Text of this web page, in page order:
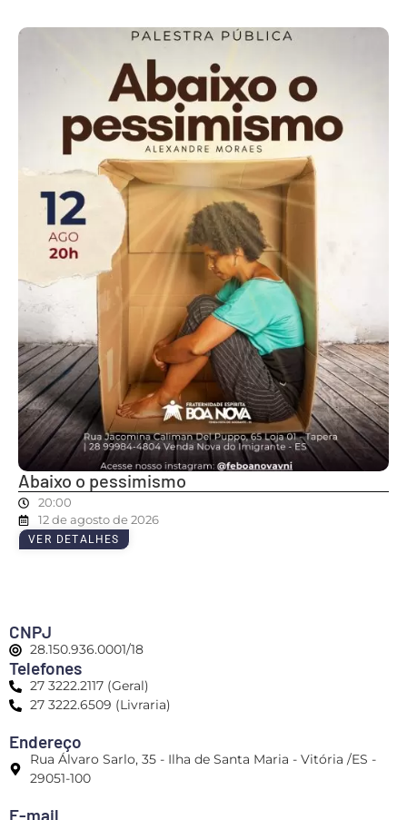
Abaixo o pessimismo
20:00
12 de agosto de 2026
VER DETALHES
CNPJ
28.150.936.0001/18
Telefones
27 3222.2117 (Geral)
27 3222.6509 (Livraria)
Endereço
Rua Álvaro Sarlo, 35 - Ilha de Santa Maria - Vitória /ES -
29051-100
E-mail